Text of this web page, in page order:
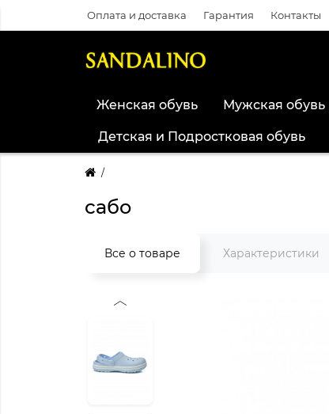
Оплата и доставка Гарантия Контакты
Женская обувь Мужская обувь
Детская и Подростковая обувь
сабо
Все о товаре Характеристики